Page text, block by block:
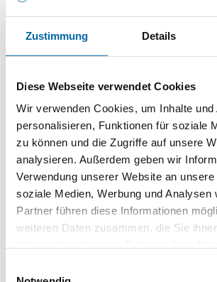
Zustimmung Details
Diese Webseite verwendet Cookies
Wir verwenden Cookies, um Inhalte und
personalisieren, Funktionen für soziale
zu können und die Zugriffe auf unsere
analysieren. Außerdem geben wir
Verwendung unserer Website an
soziale Medien, Werbung und Analysen
Partner führen diese Informationen
weiteren Daten zusammen, die Sie
Italien Venedig, Venice
Viva All-Inclusive
Viva Boutique-Schiff
Haute Cuisine an Land & an